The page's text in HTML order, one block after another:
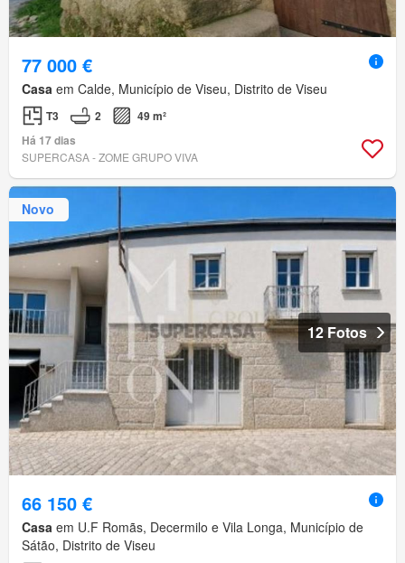
77 000 €
Casa em Calde, Município de Viseu, Distrito de Viseu
T3 2
49 m²
Há 17 dias
SUPERCASA - ZOME GRUPO VIVA
Novo
12 Fotos
66 150 €
Casa em U.F Romãs, Decermilo e Vila Longa, Município de
Sátão, Distrito de Viseu